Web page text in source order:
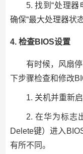
5. 找到“处理器
确保“最大处理器状
4. 检查BIOS设置
有时候，风扇
下步骤检查和修改
1. 关机并重新
2. 在华为标志
Delete键）进入
有所不同。